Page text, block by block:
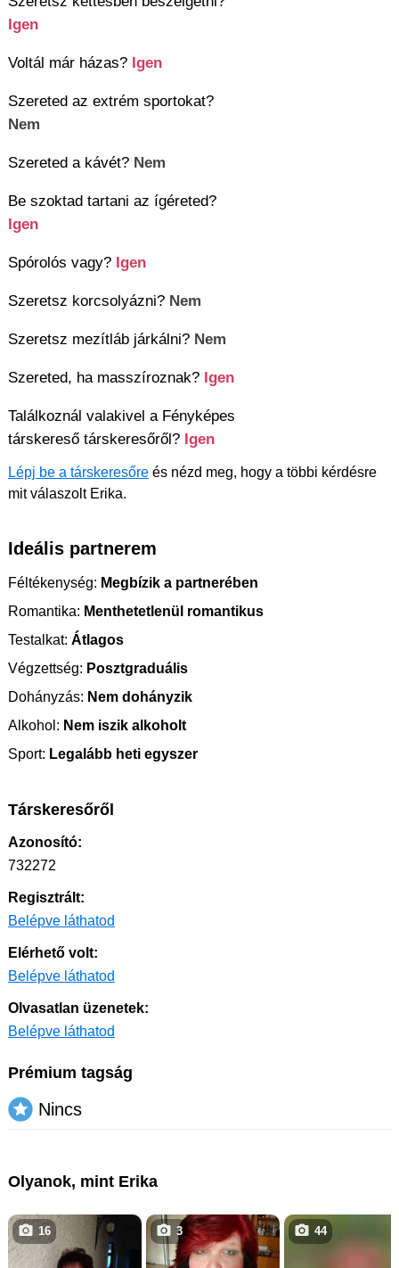
Igen
Voltál már házas? Igen
Szereted az extrém sportokat?
Nem
Szereted a kávét? Nem
Be szoktad tartani az ígéreted?
Igen
Spórolós vagy? Igen
Szeretsz korcsolyázni? Nem
Szeretsz mezítláb járkálni? Nem
Szereted, ha masszíroznak? Igen
Találkoznál valakivel a Fényképes
társkereső társkeresőről? Igen
Lépj be a társkeresőre és nézd meg, hogy a többi kérdésre
mit válaszolt Erika.
Ideális partnerem
Féltékenység: Megbízik a partnerében
Romantika: Menthetetlenül romantikus
Testalkat: Átlagos
Végzettség: Posztgraduális
Dohányzás: Nem dohányzik
Alkohol: Nem iszik alkoholt
Sport: Legalább heti egyszer
Társkeresőről
Azonosító:
732272
Regisztrált:
Belépve láthatod
Elérhető volt:
Belépve láthatod
Olvasatlan üzenetek:
Belépve láthatod
Prémium tagság
Nincs
Olyanok, mint Erika
16 3 44